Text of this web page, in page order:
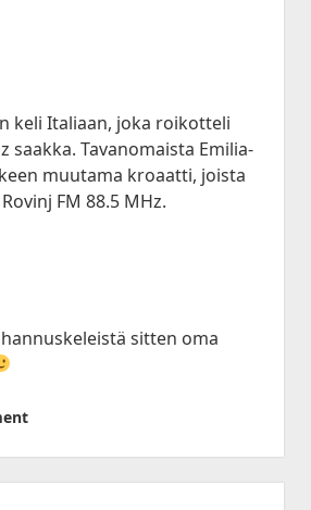
keli Italiaan, joka roikotteli
saakka. Tavanomaista Emilia-
muutama kroaatti, joista
FM 88.5 MHz.
sitten oma